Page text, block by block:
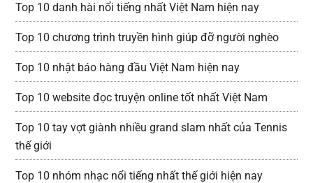
Top 10 danh hài nổi tiếng nhất Việt Nam hiện nay
Top 10 chương trình truyền hình giúp đỡ người nghèo
Top 10 nhật báo hàng đầu Việt Nam hiện nay
Top 10 website đọc truyện online tốt nhất Việt Nam
Top 10 tay vợt giành nhiều grand slam nhất của Tennis
thế giới
Top 10 nhóm nhạc nổi tiếng nhất thế giới hiện nay